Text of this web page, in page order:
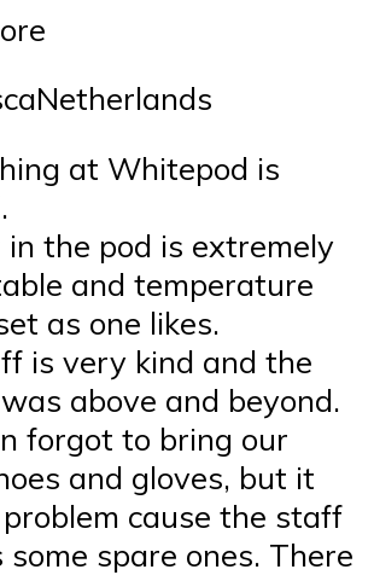
at Whitepod is
in the pod is extremely
and temperature
as one likes.
is very kind and the
above and beyond.
forgot to bring our
and gloves, but it
cause the staff
some spare ones. There